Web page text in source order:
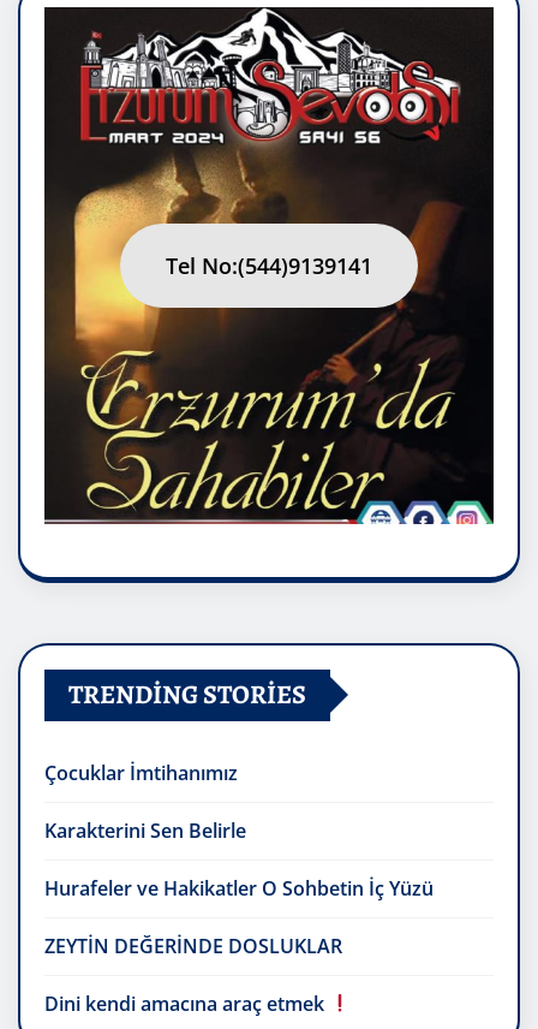
Tel No:(544)9139141
TRENDING STORIES
Çocuklar İmtihanımız
Karakterini Sen Belirle
Hurafeler ve Hakikatler O Sohbetin İç Yüzü
ZEYTİN DEĞERİNDE DOSLUKLAR
Dini kendi amacına araç etmek